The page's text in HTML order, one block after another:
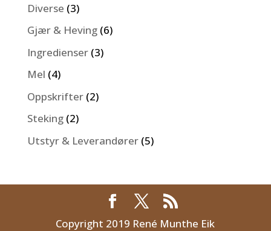
Diverse (3)
Gjær & Heving (6)
Ingredienser (3)
Mel (4)
Oppskrifter (2)
Steking (2)
Utstyr & Leverandører (5)
Copyright 2019 René Munthe Eik